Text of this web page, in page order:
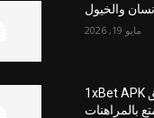
والخيول
مايو 19, 2026
عنوان: تحميل تطبيق 1xBet APK
بالمراهنات